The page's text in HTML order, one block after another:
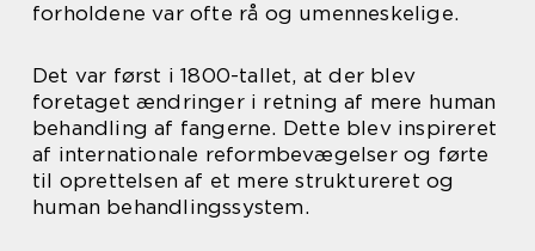
forholdene var ofte rå og umenneskelige.
Det var først i 1800-tallet, at der blev
foretaget ændringer i retning af mere human
behandling af fangerne. Dette blev inspireret
af internationale reformbevægelser og førte
til oprettelsen af et mere struktureret og
human behandlingssystem.